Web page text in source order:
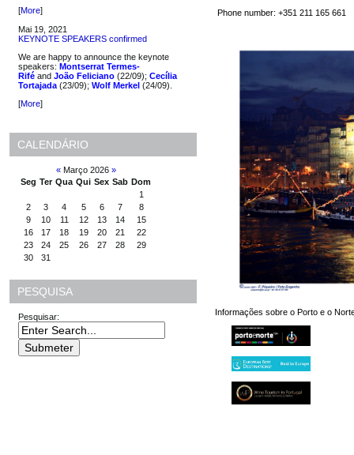
[More]
Mai 19, 2021
KEYNOTE SPEAKERS confirmed
We are happy to announce the keynote
speakers: Montserrat Termes-
Rifé and João Feliciano (22/09); Cecília
Tortajada (23/09); Wolf Merkel (24/09).
[More]
CALENDÁRIO
«Março 2026 »
Seg Ter Qua Qui Sex Sab Dom
1
2
3 4 5 6 7
8
9
10 11 12 13 14
15
16
17 18 19 20 21
22
23
24 25 26 27 28
29
30
31
PESQUISA
Pesquisar:
Phone number: +351 211 165 661
Informações sobre o Porto e o